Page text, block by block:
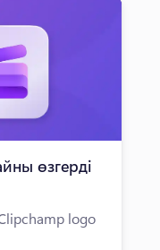
өзгерді
logo